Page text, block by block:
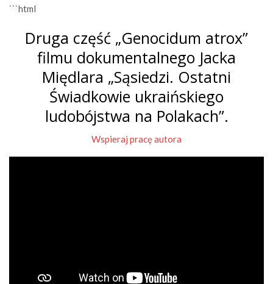
```html
Druga część „Genocidum atrox”
filmu dokumentalnego Jacka
Międlara „Sąsiedzi. Ostatni
Świadkowie ukraińskiego
ludobójstwa na Polakach”.
Wspieraj pracę autora